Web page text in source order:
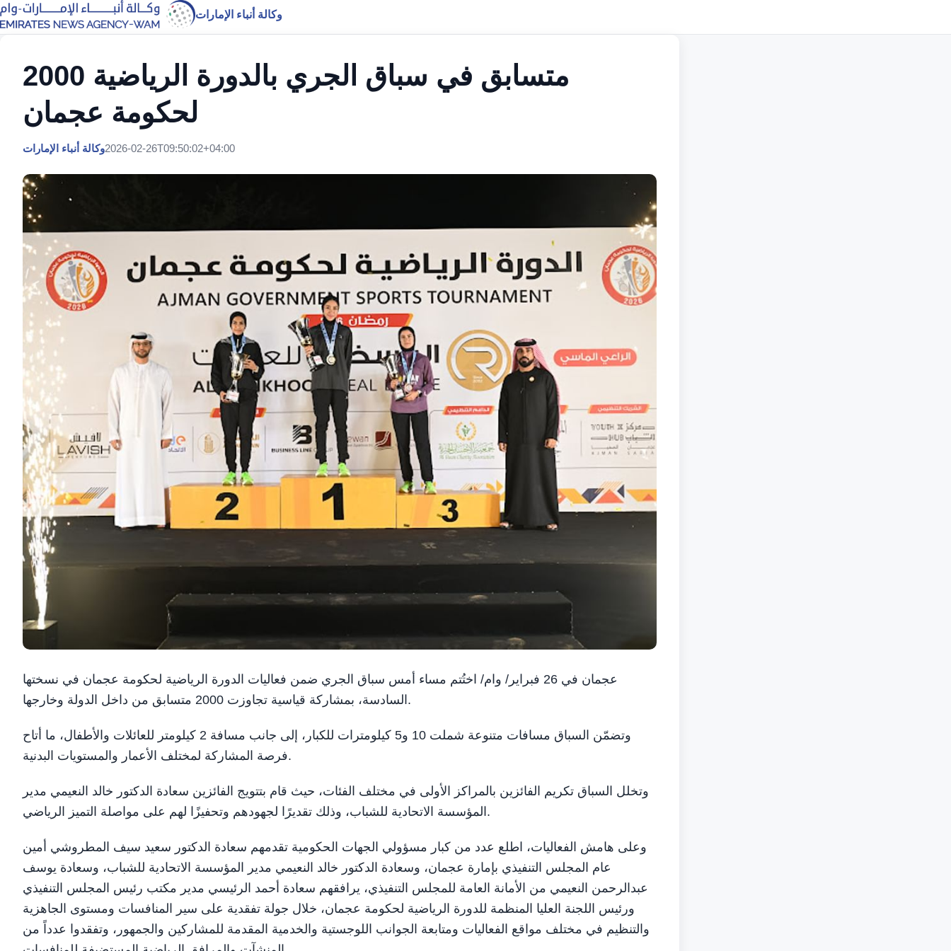
وكالة أنباء الإمارات
‎2000 متسابق في سباق الجري بالدورة الرياضية
لحكومة عجمان
وكالة أنباء الإمارات2026-02-26T09:50:02+04:00
السادسة، بمشاركة قياسية تجاوزت 2000 متسابق من داخل الدولة وخارجها.
وتضمّن السباق مسافات متنوعة شملت 10 و5 كيلومترات للكبار، إلى جانب مسافة 2 كيلومتر للعائلات والأطفال، ما أتاح
فرصة المشاركة لمختلف الأعمار والمستويات البدنية.
وتخلل السباق تكريم الفائزين بالمراكز الأولى في مختلف الفئات، حيث قام بتتويج الفائزين سعادة الدكتور خالد النعيمي مدير
المؤسسة الاتحادية للشباب، وذلك تقديرًا لجهودهم وتحفيزًا لهم على مواصلة التميز الرياضي.
وعلى هامش الفعاليات، اطلع عدد من كبار مسؤولي الجهات الحكومية تقدمهم سعادة الدكتور سعيد سيف المطروشي أمين
عام المجلس التنفيذي بإمارة عجمان، وسعادة الدكتور خالد النعيمي مدير المؤسسة الاتحادية للشباب، وسعادة يوسف
عبدالرحمن النعيمي من الأمانة العامة للمجلس التنفيذي، يرافقهم سعادة أحمد الرئيسي مدير مكتب رئيس المجلس التنفيذي
ورئيس اللجنة العليا المنظمة للدورة الرياضية لحكومة عجمان، خلال جولة تفقدية على سير المنافسات ومستوى الجاهزية
والتنظيم في مختلف مواقع الفعاليات ومتابعة الجوانب اللوجستية والخدمية المقدمة للمشاركين والجمهور، وتفقدوا عدداً من